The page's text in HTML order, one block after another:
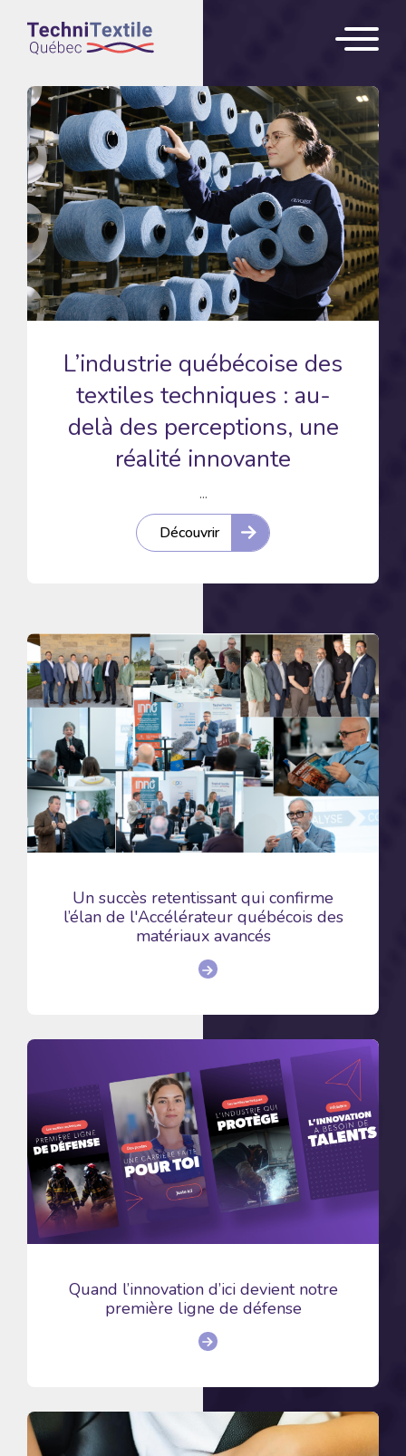
L’industrie québécoise des
textiles techniques : au-
delà des perceptions, une
réalité innovante
...
Découvrir
Un succès retentissant qui confirme
l’élan de l'Accélérateur québécois des
matériaux avancés
Quand l’innovation d’ici devient notre
première ligne de défense